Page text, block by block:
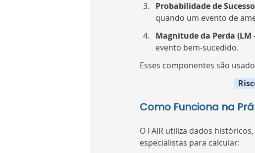
Probabilidade de
quando um evento de
Magnitude da Perda (LM
evento bem-sucedido.
Esses componentes são
Como Funciona na
O FAIR utiliza dados
especialistas para calcular: